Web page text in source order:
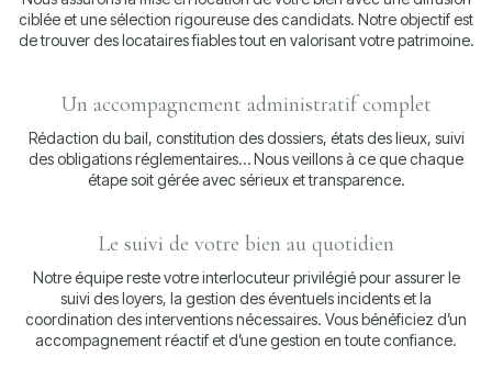
ciblée et une sélection rigoureuse des candidats. Notre objectif est
de trouver des locataires fiables tout en valorisant votre patrimoine.
Un accompagnement administratif complet
Rédaction du bail, constitution des dossiers, états des lieux, suivi
des obligations réglementaires… Nous veillons à ce que chaque
étape soit gérée avec sérieux et transparence.
Le suivi de votre bien au quotidien
Notre équipe reste votre interlocuteur privilégié pour assurer le
suivi des loyers, la gestion des éventuels incidents et la
coordination des interventions nécessaires. Vous bénéficiez d’un
accompagnement réactif et d’une gestion en toute confiance.